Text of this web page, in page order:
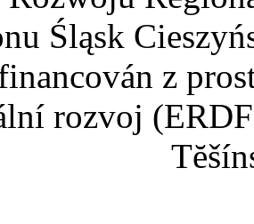
Śląsk
z
rozvoj